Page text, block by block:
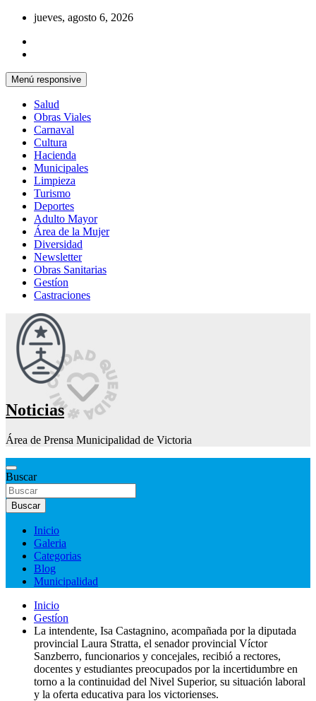
Saltar
contenido
jueves, agosto 6, 2026
Menú responsive
Salud
Obras Viales
Carnaval
Cultura
Hacienda
Municipales
Limpieza
Turismo
Deportes
Adulto Mayor
Área de la Mujer
Diversidad
Newsletter
Obras Sanitarias
Gestíon
Castraciones
Noticias
Área de Prensa Municipalidad de Victoria
Buscar
Buscar
Inicio
Galeria
Categorias
Blog
Municipalidad
Inicio
Gestíon
La intendente, Isa Castagnino, acompañada por la diputada
provincial Laura Stratta, el senador provincial Víctor
Sanzberro, funcionarios y concejales, recibió a rectores,
docentes y estudiantes preocupados por la incertidumbre en
torno a la continuidad del Nivel Superior, su situación laboral
y la oferta educativa para los victorienses.